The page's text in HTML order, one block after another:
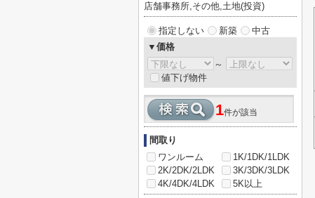
店舗事務所,その他,土地(投資)
指定しない 新築
中古
▼価格
～
値下げ物件
1件が該当
間取り
ワンルーム
1K/1DK/1LDK
2K/2DK/2LDK
3K/3DK/3LDK
4K/4DK/4LDK
5K以上